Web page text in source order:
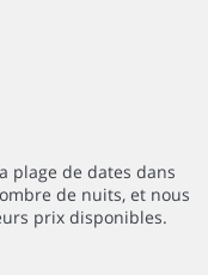
plage de dates dans
de nuits, et nous
prix disponibles.